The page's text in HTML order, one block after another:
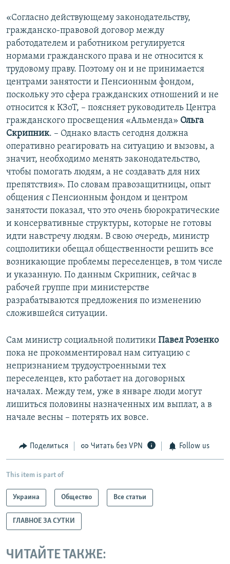
«Согласно действующему законодательству,
гражданско-правовой договор между
работодателем и работником регулируется
нормами гражданского права и не относится к
трудовому праву. Поэтому он и не принимается
центрами занятости и Пенсионным фондом,
поскольку это сфера гражданских отношений и не
относится к КЗоТ, – поясняет руководитель Центра
гражданского просвещения «Альменда» Ольга
Скрипник. – Однако власть сегодня должна
оперативно реагировать на ситуацию и вызовы, а
значит, необходимо менять законодательство,
чтобы помогать людям, а не создавать для них
препятствия». По словам правозащитницы, опыт
общения с Пенсионным фондом и центром
занятости показал, что это очень бюрократические
и консервативные структуры, которые не готовы
идти навстречу людям. В свою очередь, министр
соцполитики обещал общественности решить все
возникающие проблемы переселенцев, в том числе
и указанную. По данным Скрипник, сейчас в
рабочей группе при министерстве
разрабатываются предложения по изменению
сложившейся ситуации.
Сам министр социальной политики Павел Розенко
пока не прокомментировал нам ситуацию с
непризнанием трудоустроенными тех
переселенцев, кто работает на договорных
началах. Между тем, уже в январе люди могут
лишиться половины назначенных им выплат, а в
начале весны – потерять их вовсе.
Поделиться Читать без VPN Follow us
This item is part of
Украина Общество Все статьи
ГЛАВНОЕ ЗА СУТКИ
ЧИТАЙТЕ ТАКЖЕ: